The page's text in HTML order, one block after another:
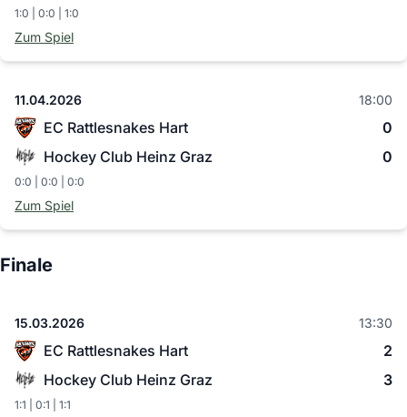
1:0 | 0:0 | 1:0
Zum Spiel
11.04.2026 18:00
EC Rattlesnakes Hart
0
Hockey Club Heinz Graz
0
0:0 | 0:0 | 0:0
Zum Spiel
Finale
15.03.2026 13:30
EC Rattlesnakes Hart
2
Hockey Club Heinz Graz
3
1:1 | 0:1 | 1:1